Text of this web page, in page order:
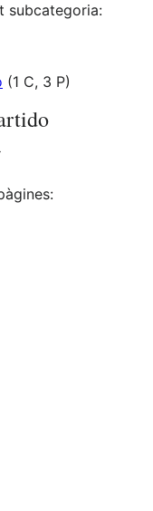
subcategoria:
(1 C, 3 P)